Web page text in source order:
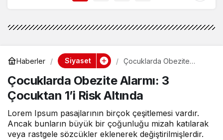
Haberler Siyaset
Çocuklarda Obezite
Altında
Çocuklarda Obezite Alarmı: 3
Çocuktan 1’i Risk Altında
Lorem Ipsum pasajlarının birçok çeşitlemesi vardır.
Ancak bunların büyük bir çoğunluğu mizah katılarak
veya rastgele sözcükler eklenerek değiştirilmişlerdir.